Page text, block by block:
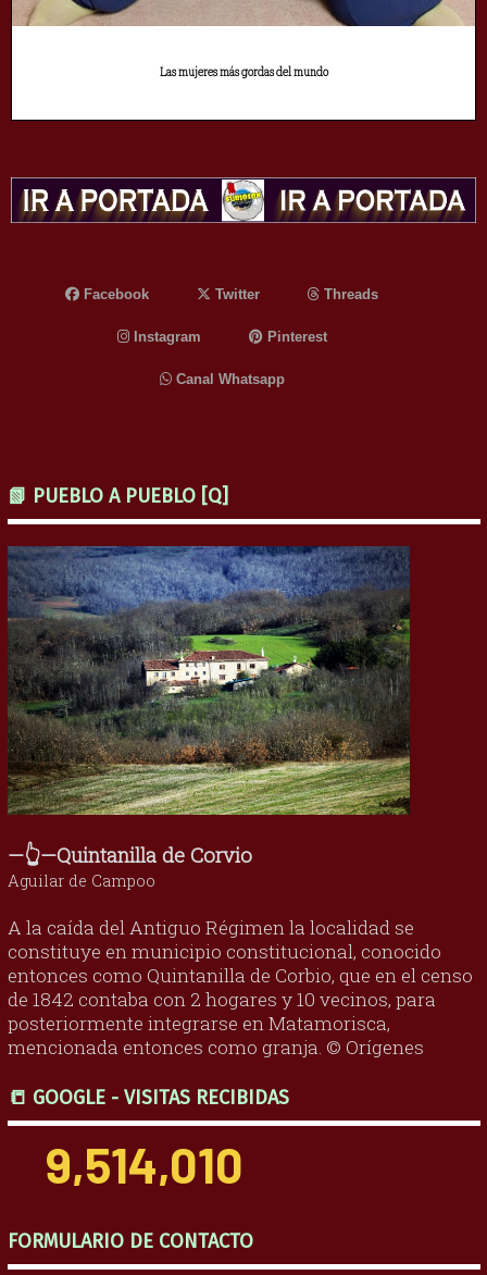
Las mujeres más gordas del mundo
Facebook Twitter Threads
Instagram Pinterest
Canal Whatsapp
📗 PUEBLO A PUEBLO [Q]
—👆—Quintanilla de Corvio
Aguilar de Campoo
A la caída del Antiguo Régimen la localidad se
constituye en municipio constitucional, conocido
entonces como Quintanilla de Corbio, que en el censo
de 1842 contaba con 2 hogares y 10 vecinos, para
posteriormente integrarse en Matamorisca,
mencionada entonces como granja. © Orígenes
📒 GOOGLE - VISITAS RECIBIDAS
9,514,010
FORMULARIO DE CONTACTO